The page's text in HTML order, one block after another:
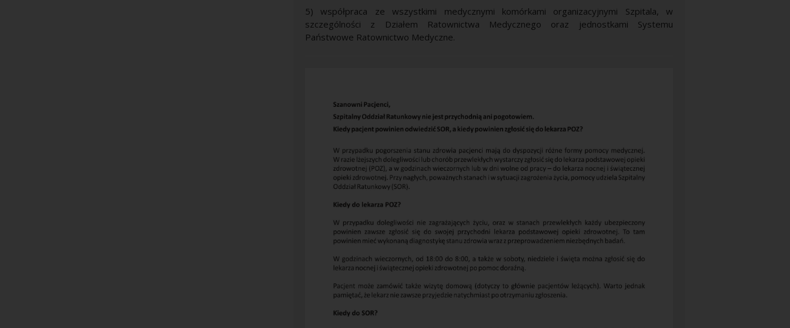
5) współpraca ze wszystkimi medycznymi komórkami organizacyjnymi Szpitala, w
szczególności z Działem Ratownictwa Medycznego oraz jednostkami Systemu
Państwowe Ratownictwo Medyczne.